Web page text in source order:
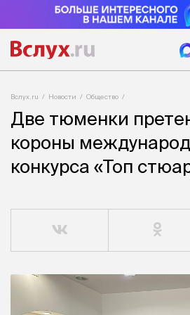
Вслух.ru Новости Общество
Две тюменки
короны
конкурса «Топ